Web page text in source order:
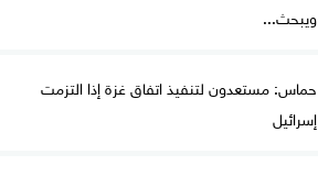
ويبحث...
حماس: مستعدون لتنفيذ اتفاق غزة إذا التزمت
إسرائيل